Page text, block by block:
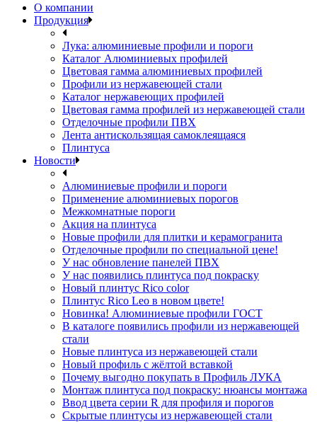
О компании
Продукция
Лука: алюминиевые профили и пороги
Каталог Алюминиевых профилей
Цветовая гамма алюминиевых профилей
Профили из нержавеющей стали
Каталог нержавеющих профилей
Цветовая гамма профилей из нержавеющей стали
Отделочные профили ПВХ
Лента антискользящая самоклеящаяся
Плинтуса
Новости
Алюминиевые профили и пороги
Применение алюминиевых порогов
Межкомнатные пороги
Акция на плинтуса
Новые профили для плитки и керамогранита
Отделочные профили по специальной цене!
У нас обновление панелей ПВХ
У нас появились плинтуса под покраску
Новый плинтус Rico color
Плинтус Rico Leo в новом цвете!
Новинка! Алюминиевые профили ГОСТ
В каталоге появились профили из нержавеющей
стали
Новые плинтуса из нержавеющей стали
Новый профиль с жёлтой вставкой
Почему выгодно покупать в Профиль ЛУКА
Монтаж плинтуса под покраску: нюансы монтажа
Ввод цвета серии R для профиля и порогов
Скрытые плинтусы из нержавеющей стали